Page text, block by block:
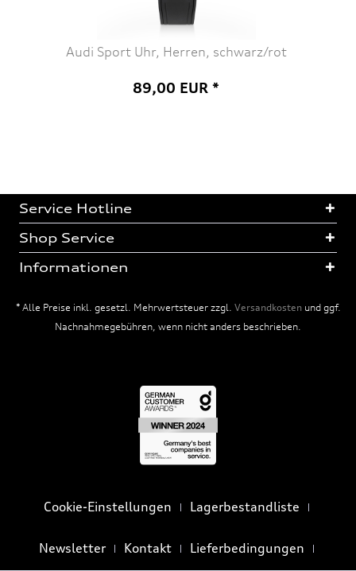
Audi Sport Uhr, Herren, schwarz/rot
89,00 EUR *
Service Hotline
Shop Service
Informationen
* Alle Preise inkl. gesetzl. Mehrwertsteuer zzgl. Versandkostenund ggf.
Nachnahmegebühren, wenn nicht anders beschrieben.
Cookie-Einstellungen Lagerbestandliste
Newsletter Kontakt Lieferbedingungen